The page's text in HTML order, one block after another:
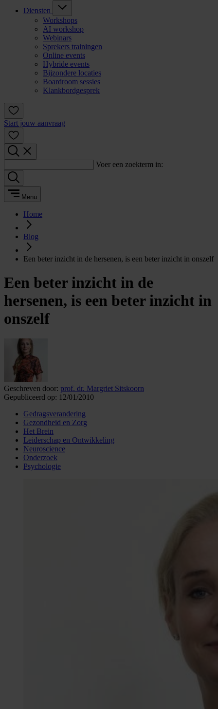
Diensten
Workshops
AI workshop
Webinars
Sprekers trainingen
Online events
Hybride events
Bijzondere locaties
Boardroom sessies
Klankbordgesprek
Start jouw aanvraag
Voer een zoekterm in:
Menu
Home
Blog
Een beter inzicht in de hersenen, is een beter inzicht in onszelf
Een beter inzicht in de
hersenen, is een beter inzicht in
onszelf
Geschreven door: prof. dr. Margriet Sitskoorn
Gepubliceerd op: 12/01/2010
Gedragsverandering
Gezondheid en Zorg
Het Brein
Leiderschap en Ontwikkeling
Neuroscience
Onderzoek
Psychologie